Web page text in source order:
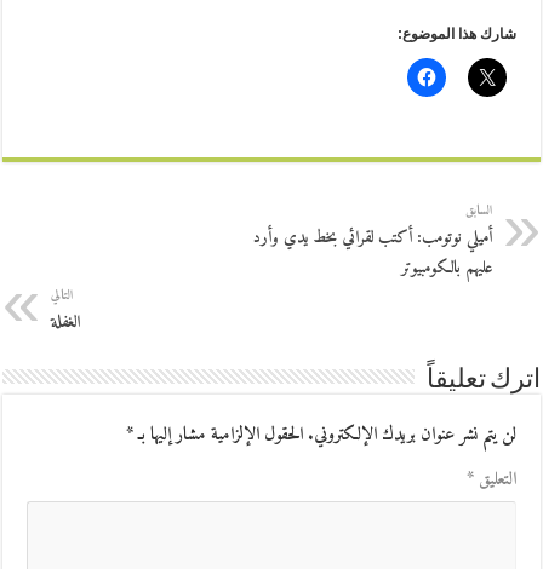
شارك هذا الموضوع:
السابق
أميلي نوتومب: أكتب لقرائي بخط يدي وأرد
عليهم بالكومبيوتر
التالي
الغفلة
اترك تعليقاً
لن يتم نشر عنوان بريدك الإلكتروني.الحقول الإلزامية مشار إليها بـ*
التعليق*